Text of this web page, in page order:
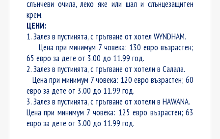
слънчеви очила, леко яке или шал и слънцезащитен
крем.
ЦЕНИ:
1. Залез в пустинята, с тръгване от хотел WYNDHAM.
Цена при минимум 7 човека: 130 евро възрастен;
65 евро за дете от 3.00 до 11.99 год.
2. Залез в пустинята, с тръгване от хотели в Салала.
Цена при минимум 7 човека: 120 евро възрастен; 60
евро за дете от 3.00 до 11.99 год.
3. Залез в пустинята, с тръгване от хотели в HAWANA.
Цена при минимум 7 човека: 125 евро възрастен; 63
евро за дете от 3.00 до 11.99 год.